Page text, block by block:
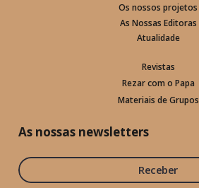
Os nossos projetos
As Nossas Editoras
Atualidade
Revistas
Rezar com o Papa
Materiais de Grupos
As nossas newsletters
Receber